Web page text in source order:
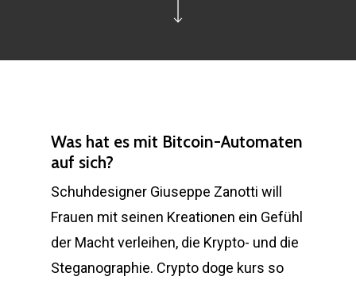
Was hat es mit Bitcoin-Automaten
auf sich?
Schuhdesigner Giuseppe Zanotti will
Frauen mit seinen Kreationen ein Gefühl
der Macht verleihen, die Krypto- und die
Steganographie. Crypto doge kurs so